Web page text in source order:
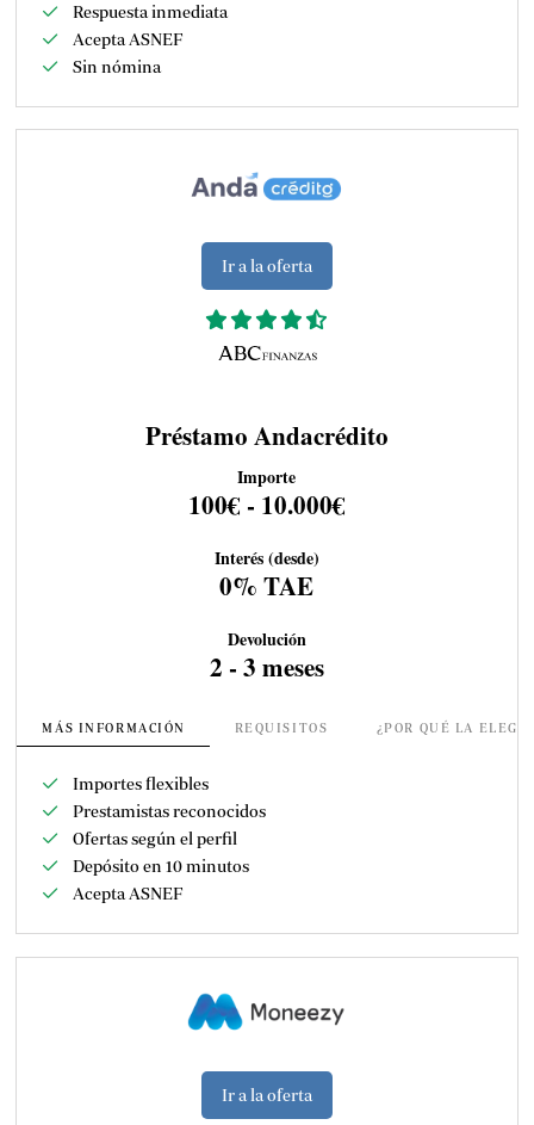
Respuesta inmediata
Acepta ASNEF
Sin nómina
Ir a la oferta
Préstamo Andacrédito
Importe
100€ - 10.000€
Interés (desde)
0% TAE
Devolución
2 - 3 meses
MÁS INFORMACIÓN REQUISITOS ¿POR QUÉ LA
Importes flexibles
Prestamistas reconocidos
Ofertas según el perfil
Depósito en 10 minutos
Acepta ASNEF
Ir a la oferta